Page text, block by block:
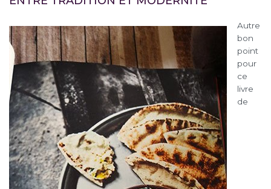
Autre
bon
point
pour
ce
livre
de